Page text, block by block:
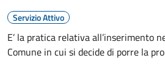
Servizio Attivo
E’ la pratica relativa all’inserimento
Comune in cui si decide di porre la